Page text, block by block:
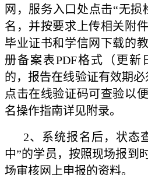
网，服务入口处点击“无损
名，并按要求上传相关附
毕业证书和学信网下载的
册备案表PDF格式（更新
的，报告在线验证有效期
点击在线验证码可查验以
名操作指南详见附录。
2、系统报名后，状态
中”的学员，按照现场报到
场审核网上申报的资料。